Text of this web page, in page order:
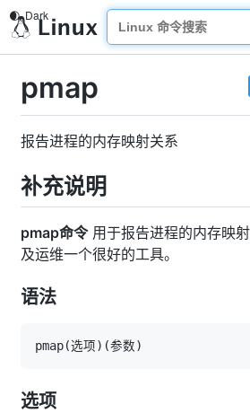
pmap
报告进程的内存映射关系
补充说明
pmap命令用于报告进程的内存映
及运维一个很好的工具。
语法
pmap(选项) (参数)
选项